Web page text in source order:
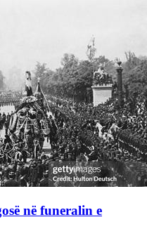
në funeralin e